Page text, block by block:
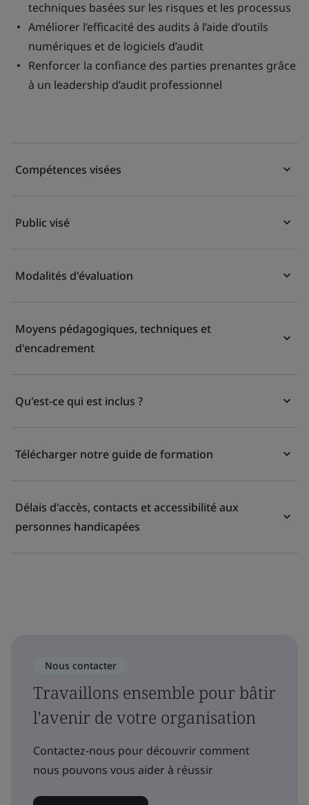
techniques basées sur les risques et les processus
Améliorer l’efficacité des audits à l’aide d’outils
numériques et de logiciels d’audit
Renforcer la confiance des parties prenantes grâce
à un leadership d’audit professionnel
Compétences visées
Public visé
Modalités d'évaluation
Moyens pédagogiques, techniques et
d'encadrement
Qu'est-ce qui est inclus ?
Télécharger notre guide de formation
Délais d'accès, contacts et accessibilité aux
personnes handicapées
Nous contacter
Travaillons ensemble pour bâtir
l'avenir de votre organisation
Contactez-nous pour découvrir comment
nous pouvons vous aider à réussir